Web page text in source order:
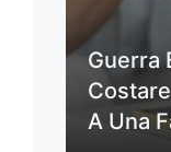
Guerra
A Una